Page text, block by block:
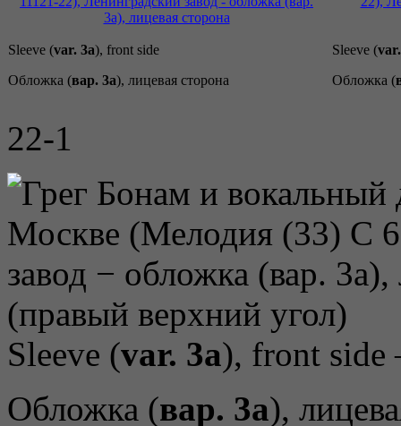
Sleeve (var. 3a), front side
Обложка (вар. 3a), лицевая сторона
Sleeve (
Обложка (
22-1
Sleeve (var. 3a), front side
Обложка (вар. 3a),